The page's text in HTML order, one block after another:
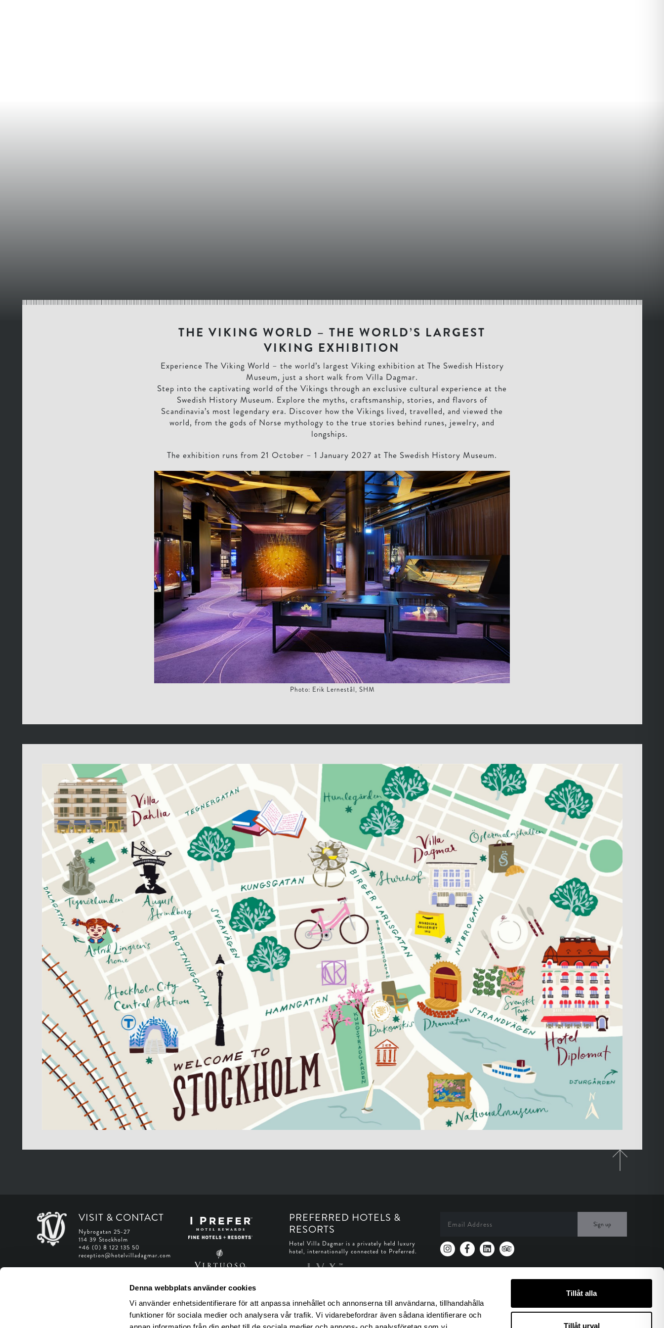
Denna webbplats använder cookies
Vi använder enhetsidentifierare för att anpassa innehållet och annonserna till användarna, tillhandahålla
funktioner för sociala medier och analysera vår trafik. Vi vidarebefordrar även sådana identifierare och
Tillåt alla
Tillåt urval
THE VIKING WORLD – THE WORLD’S LARGEST
VIKING EXHIBITION
Experience The Viking World – the world’s largest Viking exhibition at The Swedish History
Museum, just a short walk from Villa Dagmar.
Step into the captivating world of the Vikings through an exclusive cultural experience at the
Swedish History Museum. Explore the myths, craftsmanship, stories, and flavors of
Scandinavia’s most legendary era. Discover how the Vikings lived, travelled, and viewed the
world, from the gods of Norse mythology to the true stories behind runes, jewelry, and
longships.
The exhibition runs from 21 October – 1 January 2027 at The Swedish History Museum.
Photo: Erik Lernestål, SHM
VISIT & CONTACT
Nybrogatan 25-27
114 39 Stockholm
+46 (0) 8 122 135 50
reception@hotelvilladagmar.com
Web Accessibility Statement
PREFERRED HOTELS &
RESORTS
Hotel Villa Dagmar is a privately held luxury
hotel, internationally connected to Preferred.
Sign up